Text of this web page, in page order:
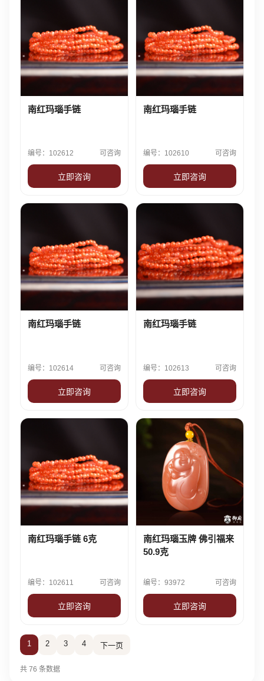
南红玛瑙手链
编号：102612 可咨询
立即咨询
南红玛瑙手链
编号：102610 可咨询
立即咨询
南红玛瑙手链
编号：102614 可咨询
立即咨询
南红玛瑙手链
编号：102613 可咨询
立即咨询
南红玛瑙手链 6克
编号：102611 可咨询
立即咨询
南红玛瑙玉牌 佛引福来
50.9克
编号：93972 可咨询
立即咨询
1 2 3 4 下一页
共 76 条数据